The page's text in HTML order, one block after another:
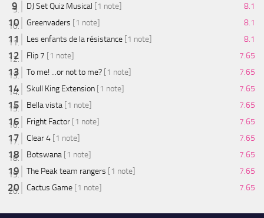
DJ Set Quiz Musical [1 note]
8.1
Greenvaders [1 note]
8.1
Les enfants de la résistance [1 note]
8.1
Flip 7 [1 note]
7.65
To me! ...or not to me? [1 note]
7.65
Skull King Extension [1 note]
7.65
Bella vista [1 note]
7.65
Fright Factor [1 note]
7.65
Clear 4 [1 note]
7.65
Botswana [1 note]
7.65
The Peak team rangers [1 note]
7.65
Cactus Game [1 note] 7.65